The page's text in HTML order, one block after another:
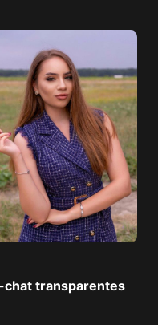
transparentes